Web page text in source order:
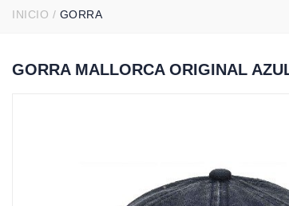
INICIO / GORRA
GORRA MALLORCA ORIGINAL